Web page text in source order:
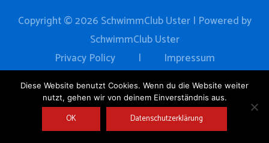
Copyright © 2026 SchwimmClub Uster| Powered by
SchwimmClub Uster
Privacy Policy| Impressum
Home News Verein Training
Events
Schwimmschule
Partner Kontakt
Diese Website benutzt Cookies. Wenn du die Website weiter
nutzt, gehen wir von deinem Einverständnis aus.
OK Datenschutzerklärung